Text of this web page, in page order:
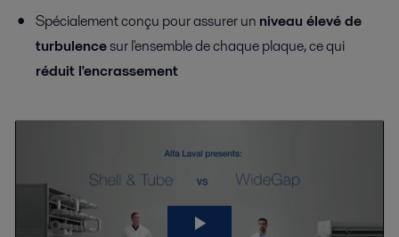
Spécialement conçu pour assurer un niveau élevé de
turbulencesur l'ensemble de chaque plaque, ce qui
réduit l'encrassement